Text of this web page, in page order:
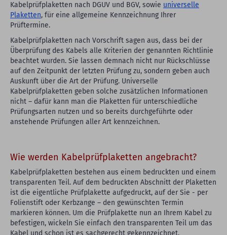
Kabelprüfplaketten nach DGUV und BGV, sowie universelle
Plaketten, für eine allgemeine Kennzeichnung Ihrer
Prüftermine.
Kabelprüfplaketten nach Vorschrift sagen aus, dass bei der
Überprüfung des Kabels alle Kriterien der genannten Richtlinie
beachtet wurden. Sie lassen demnach nicht nur Rückschlüsse
auf den Zeitpunkt der letzten Prüfung zu, sondern geben auch
Auskunft über die Art der Prüfung. Universelle
Kabelprüfplaketten geben solche zusätzlichen Informationen
nicht – dafür kann man die Plaketten für unterschiedliche
Prüfungsarten nutzen und so bereits durchgeführte oder
anstehende Prüfungen aller Art kennzeichnen.
Wie werden Kabelprüfplaketten angebracht?
Kabelprüfplaketten bestehen aus einem bedruckten und einem
transparenten Teil. Auf dem bedruckten Abschnitt der Plaketten
ist die eigentliche Prüfplakette aufgedruckt, auf der Sie - per
Folienstift oder Kerbzange – den gewünschten Termin
markieren können. Um die Prüfplakette nun an Ihrem Kabel zu
befestigen, wickeln Sie einfach den transparenten Teil um das
Kabel und schon ist es sachgerecht gekennzeichnet.